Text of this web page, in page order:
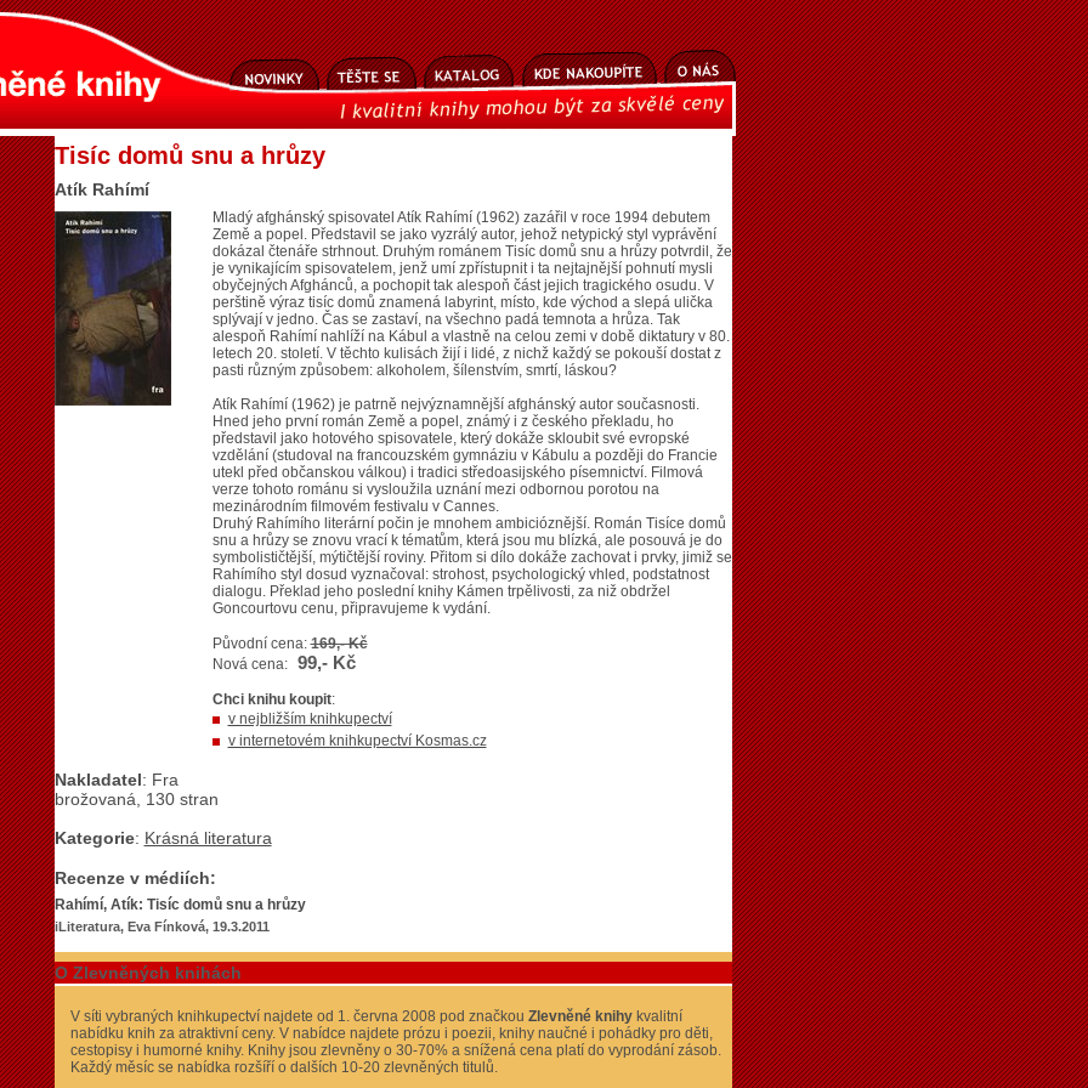
Tisíc domů snu a hrůzy
Atík Rahímí
Mladý afghánský spisovatel Atík Rahímí (1962) zazářil v roce 1994 debutem
Země a popel. Představil se jako vyzrálý autor, jehož netypický styl vyprávění
dokázal čtenáře strhnout. Druhým románem Tisíc domů snu a hrůzy potvrdil, že
je vynikajícím spisovatelem, jenž umí zpřístupnit i ta nejtajnější pohnutí mysli
obyčejných Afghánců, a pochopit tak alespoň část jejich tragického osudu. V
perštině výraz tisíc domů znamená labyrint, místo, kde východ a slepá ulička
splývají v jedno. Čas se zastaví, na všechno padá temnota a hrůza. Tak
alespoň Rahímí nahlíží na Kábul a vlastně na celou zemi v době diktatury v 80.
letech 20. století. V těchto kulisách žijí i lidé, z nichž každý se pokouší dostat z
pasti různým způsobem: alkoholem, šílenstvím, smrtí, láskou?
Atík Rahímí (1962) je patrně nejvýznamnější afghánský autor současnosti.
Hned jeho první román Země a popel, známý i z českého překladu, ho
představil jako hotového spisovatele, který dokáže skloubit své evropské
vzdělání (studoval na francouzském gymnáziu v Kábulu a později do Francie
utekl před občanskou válkou) i tradici středoasijského písemnictví. Filmová
verze tohoto románu si vysloužila uznání mezi odbornou porotou na
mezinárodním filmovém festivalu v Cannes.
Druhý Rahímího literární počin je mnohem ambicióznější. Román Tisíce domů
snu a hrůzy se znovu vrací k tématům, která jsou mu blízká, ale posouvá je do
symbolističtější, mýtičtější roviny. Přitom si dílo dokáže zachovat i prvky, jimiž se
Rahímího styl dosud vyznačoval: strohost, psychologický vhled, podstatnost
dialogu. Překlad jeho poslední knihy Kámen trpělivosti, za niž obdržel
Goncourtovu cenu, připravujeme k vydání.
Původní cena:169,- Kč
Nová cena: 99,- Kč
Chci knihu koupit:
v nejbližším knihkupectví
v internetovém knihkupectví Kosmas.cz
Nakladatel: Fra
brožovaná, 130 stran
Kategorie: Krásná literatura
Recenze v médiích:
Rahímí, Atík: Tisíc domů snu a hrůzy
iLiteratura, Eva Fínková, 19.3.2011
O Zlevněných knihách
V síti vybraných knihkupectví najdete od 1. června 2008 pod značkou Zlevněné knihykvalitní
nabídku knih za atraktivní ceny. V nabídce najdete prózu i poezii, knihy naučné i pohádky pro děti,
cestopisy i humorné knihy. Knihy jsou zlevněny o 30-70% a snížená cena platí do vyprodání zásob.
Každý měsíc se nabídka rozšíří o dalších 10-20 zlevněných titulů.